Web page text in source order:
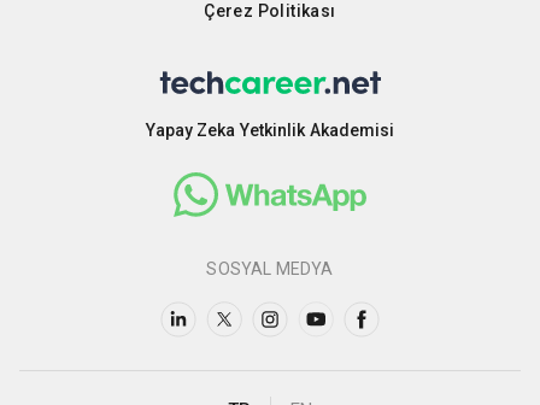
Çerez Politikası
Yapay Zeka Yetkinlik Akademisi
SOSYAL MEDYA